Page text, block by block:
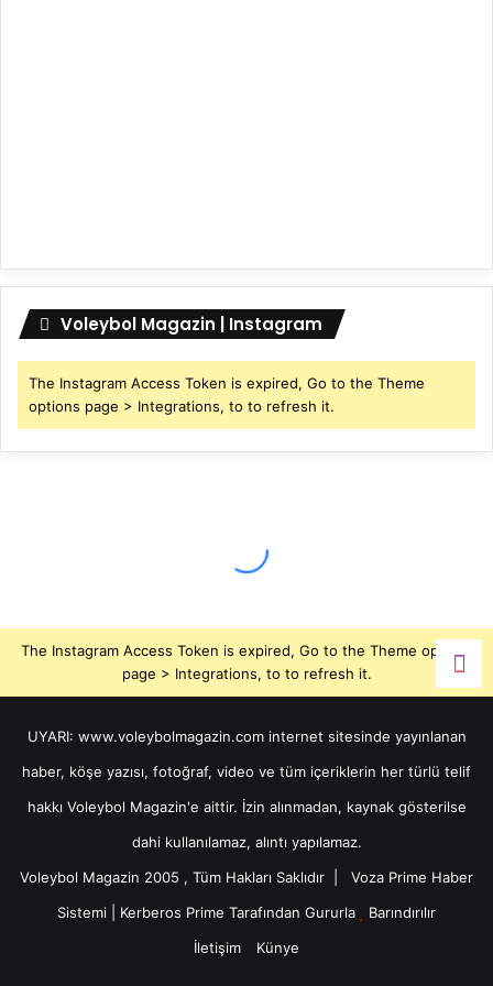
Voleybol Magazin | Instagram
The Instagram Access Token is expired, Go to the Theme
options page > Integrations, to to refresh it.
The Instagram Access Token is expired, Go to the Theme options
page > Integrations, to to refresh it.
UYARI: www.voleybolmagazin.com internet sitesinde yayınlanan
haber, köşe yazısı, fotoğraf, video ve tüm içeriklerin her türlü telif
hakkı Voleybol Magazin'e aittir. İzin alınmadan, kaynak gösterilse
dahi kullanılamaz, alıntı yapılamaz.
Voleybol Magazin 2005 , Tüm Hakları Saklıdır | Voza Prime Haber
Sistemi
Kerberos Prime Tarafından Gururla
Barındırılır
İletişim
Künye